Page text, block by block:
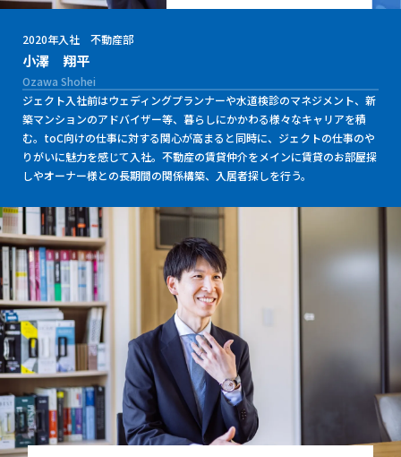
2020年入社 不動産部
小澤 翔平
Ozawa Shohei
ジェクト入社前はウェディングプランナーや水道検診のマネジメント、新
築マンションのアドバイザー等、暮らしにかかわる様々なキャリアを積
む。toC向けの仕事に対する関心が高まると同時に、ジェクトの仕事のや
りがいに魅力を感じて入社。不動産の賃貸仲介をメインに賃貸のお部屋探
しやオーナー様との長期間の関係構築、入居者探しを行う。